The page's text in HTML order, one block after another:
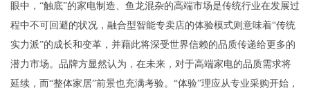
眼中，“触底”的家电制造、鱼龙混杂的高端市场是传统行业在发展过
程中不可回避的状况，融合型智能专卖店的体验模式则意味着“传统
实力派”的成长和变革，并藉此将深受世界信赖的品质传递给更多的
潜力市场。品牌方显然认为，在未来，对于高端家电的品质需求将
延续，而“整体家居”前景也充满考验。“体验”理应从专业采购开始，